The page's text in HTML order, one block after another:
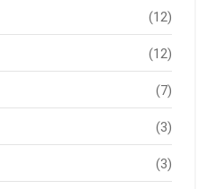
(12)
(12)
(7)
(3)
(3)